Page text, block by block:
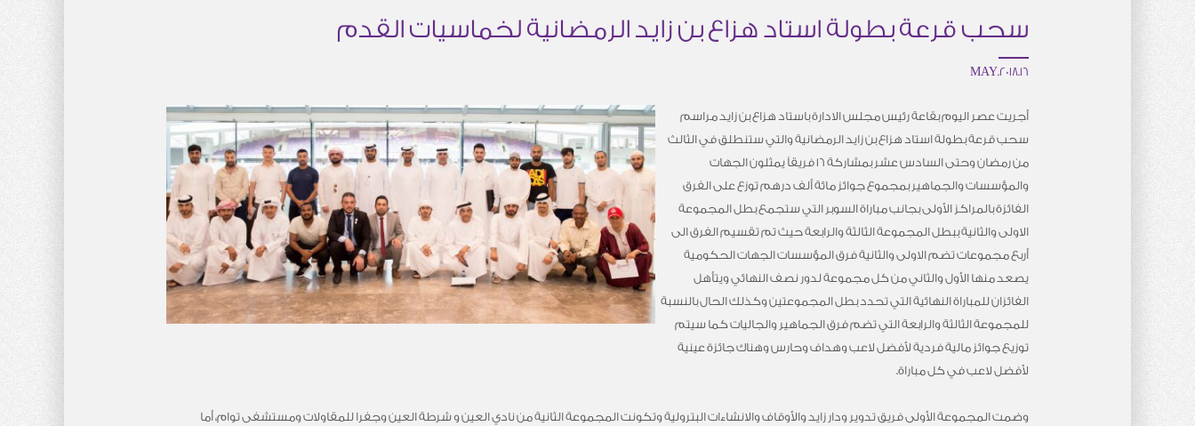
سحب قرعة بطولة استاد هزاع بن زايد الرمضانية لخماسيات القدم
16.MAY.2018
أجريت عصر اليوم بقاعة رئيس مجلس الادارة باستاد هزاع بن زايد مراسم
سحب قرعة بطولة استاد هزاع بن زايد الرمضانية والتي ستنطلق في الثالث
من رمضان وحتى السادس عشر بمشاركة 16 فريقاً يمثلون الجهات
والمؤسسات والجماهير بمجموع جوائز مائة ألف درهم توزع على الفرق
الفائزة بالمراكز الأولى بجانب مباراة السوبر التي ستجمع بطل المجموعة
الاولى والثانية ببطل المجموعة الثالثة والرابعة حيث تم تقسيم الفرق الى
أربع مجموعات تضم الاولى والثانية فرق المؤسسات الجهات الحكومية
يصعد منها الأول والثاني من كل مجموعة لدور نصف النهائي ويتأهل
الفائزان للمباراة النهائية التي تحدد بطل المجموعتين وكذلك الحال بالنسبة
للمجموعة الثالثة والرابعة التي تضم فرق الجماهير والجاليات كما سيتم
توزيع جوائز مالية فردية لأفضل لاعب وهداف وحارس وهناك جائزة عينية
لأفضل لاعب في كل مباراة.
وضمت المجموعة الأولى فريق تدوير ودار زايد والأوقاف والانشاءات البترولية وتكونت المجموعة الثانية من نادي العين و شرطة العين وجفرا للمقاولات ومستشفى توام، أما